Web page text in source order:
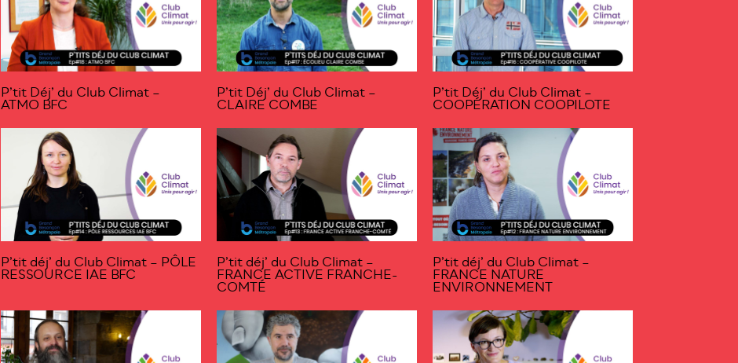
P’tit Déj’ du Club Climat –
ATMO BFC
P’tit Déj’ du Club Climat –
CLAIRE COMBE
P’tit Déj’ du Club Climat –
COOPÉRATION COOPILOTE
P’tit déj’ du Club Climat – PÔLE
RESSOURCE IAE BFC
P’tit déj’ du Club Climat –
FRANCE ACTIVE FRANCHE-
COMTÉ
P’tit déj’ du Club Climat –
FRANCE NATURE
ENVIRONNEMENT